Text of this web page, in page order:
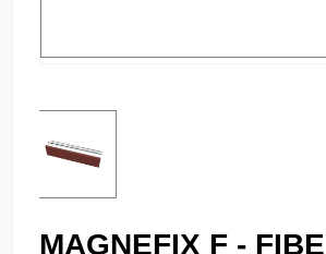
MAGNEFIX F -